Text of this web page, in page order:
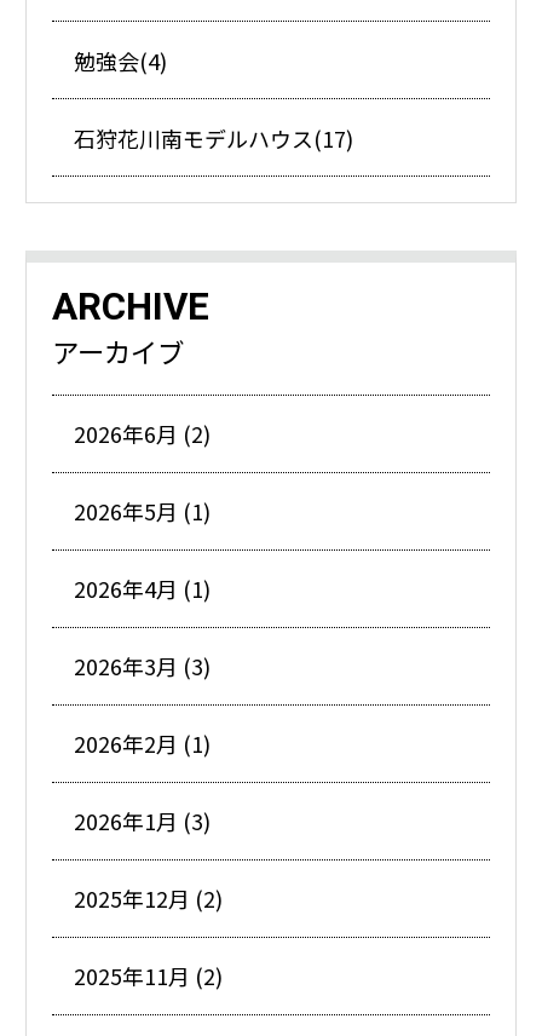
勉強会(4)
石狩花川南モデルハウス(17)
ARCHIVE
アーカイブ
2026年6月 (2)
2026年5月 (1)
2026年4月 (1)
2026年3月 (3)
2026年2月 (1)
2026年1月 (3)
2025年12月 (2)
2025年11月 (2)